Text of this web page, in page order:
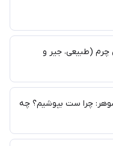
(طبیعی، جیر و
چرا ست بپوشیم؟ چه